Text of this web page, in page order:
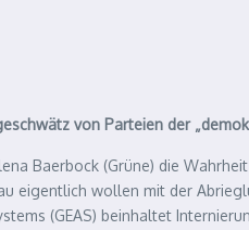
von Parteien der
Baerbock (Grüne) die
eigentlich wollen mit der
(GEAS) beinhaltet